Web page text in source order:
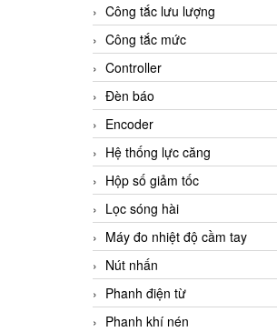
Công tắc lưu lượng
Công tắc mức
Controller
Đèn báo
Encoder
Hệ thống lực căng
Hộp số giảm tốc
Lọc sóng hài
Máy đo nhiệt độ cầm tay
Nút nhấn
Phanh điện từ
Phanh khí nén